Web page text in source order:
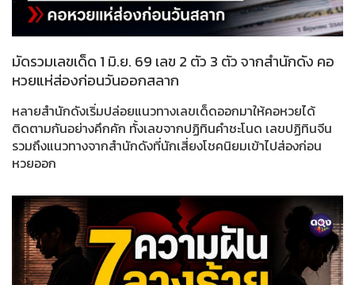
มัดรวมเลขเด็ด 1 มิ.ย. 69 เลข 2 ตัว 3 ตัว จากสำนักดัง คอ
หวยแห่ส่องก่อนวันออกสลาก
หลายสำนักดังเริ่มปล่อยแนวทางเลขเด็ดออกมาให้คอหวยได้
ติดตามกันอย่างคึกคัก ทั้งเลขจากปฏิทินคำชะโนด เลขปฏิทินจีน
รวมถึงแนวทางจากสำนักดังที่นักเสี่ยงโชคนิยมเข้าไปส่องก่อน
หวยออก